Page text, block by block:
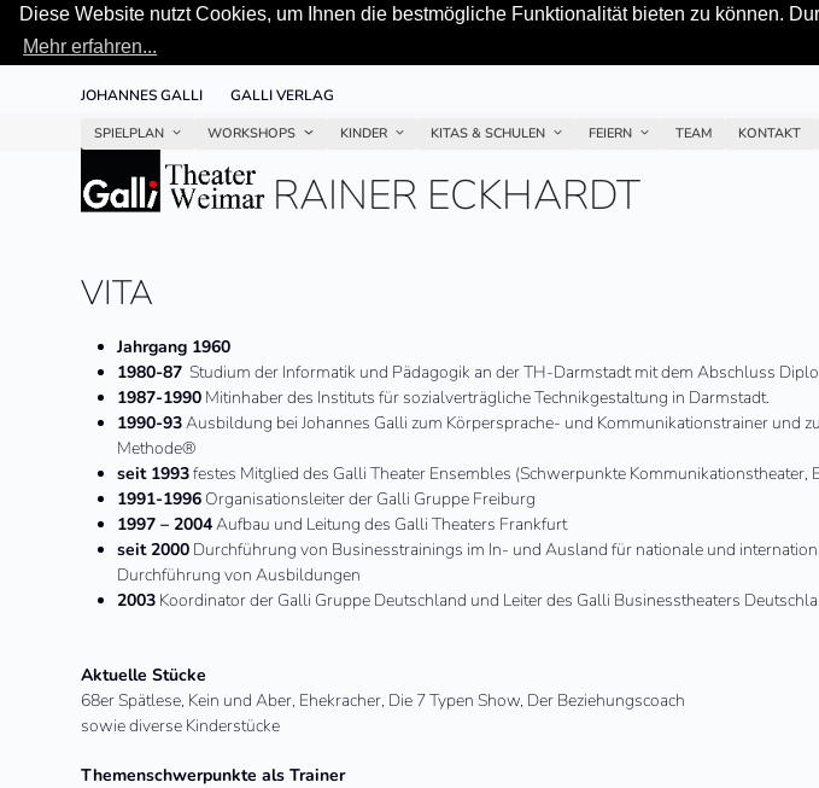
Diese Website nutzt Cookies, um Ihnen die bestmögliche Funktionalität bieten zu können.
Mehr erfahren...
JOHANNES GALLI GALLI VERLAG
SPIELPLAN WORKSHOPS KINDER KITAS & SCHULEN FEIERN TEAM KONTAKT
RAINER ECKHARDT
VITA
Jahrgang 1960
1980-87 Studium der Informatik und Pädagogik an der TH-Darmstadt mit dem Abschluss
1987-1990 Mitinhaber des Instituts für sozialverträgliche Technikgestaltung in Darmstadt.
1990-93Ausbildung bei Johannes Galli zum Körpersprache- und Kommunikationstrainer und
Methode®
seit 1993festes Mitglied des Galli Theater Ensembles (Schwerpunkte Kommunikationstheater,
1991-1996 Organisationsleiter der Galli Gruppe Freiburg
1997 – 2004Aufbau und Leitung des Galli Theaters Frankfurt
seit 2000 Durchführung von Businesstrainings im In- und Ausland für nationale und
Durchführung von Ausbildungen
2003 Koordinator der Galli Gruppe Deutschland und Leiter des Galli Businesstheaters
Aktuelle Stücke
68er Spätlese, Kein und Aber, Ehekracher, Die 7 Typen Show, Der Beziehungscoach
sowie diverse Kinderstücke
Themenschwerpunkte als Trainer